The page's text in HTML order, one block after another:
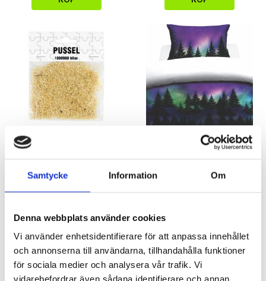
Samtycke Information Om
Denna webbplats använder cookies
Vi använder enhetsidentifierare för att anpassa innehållet
och annonserna till användarna, tillhandahålla funktioner
för sociala medier och analysera vår trafik. Vi
vidarebefordrar även sådana identifierare och annan
KÖP
Bäddset -Norrsken